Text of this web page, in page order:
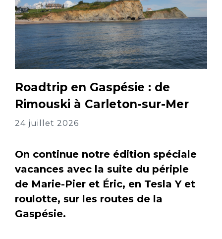
Roadtrip en Gaspésie : de
Rimouski à Carleton-sur-Mer
24 juillet 2026
On continue notre édition spéciale
vacances avec la suite du périple
de Marie-Pier et Éric, en Tesla Y et
roulotte, sur les routes de la
Gaspésie.